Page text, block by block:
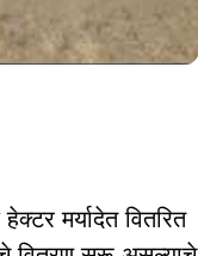
मर्यादेत वितरित